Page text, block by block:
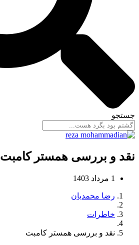
جستجو
نقد و بررسی همستر کامبت
1 مرداد 1403
رضا محمدیان
خاطرات
نقد و بررسی همستر کامبت